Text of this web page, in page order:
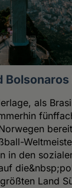
Bolsonaros
als
in den
Land